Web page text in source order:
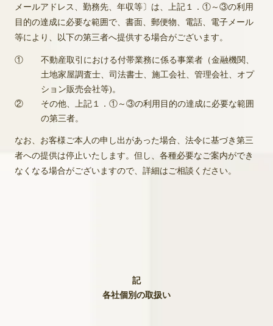
メールアドレス、勤務先、年収等〕は、上記１．①～③の利用
目的の達成に必要な範囲で、書面、郵便物、電話、電子メール
等により、以下の第三者へ提供する場合がございます。
①
不動産取引における付帯業務に係る事業者（金融機関、
土地家屋調査士、司法書士、施工会社、管理会社、オプ
ション販売会社等)。
②
その他、上記１．①～③の利用目的の達成に必要な範囲
の第三者。
なお、お客様ご本人の申し出があった場合、法令に基づき第三
者への提供は停止いたします。但し、各種必要なご案内ができ
なくなる場合がございますので、詳細はご相談ください。
記
各社個別の取扱い